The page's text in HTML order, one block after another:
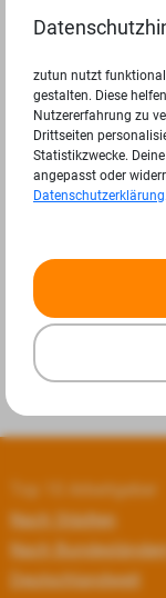
Top 10 Arbeitgeber
Nach Städten
Nach
Deutschlandweit
zutun nutzt
gestalten. Diese
Nutzererfahrung zu
Drittseiten
Statistikzwecke.
angepasst oder
Datenschutzerklärung